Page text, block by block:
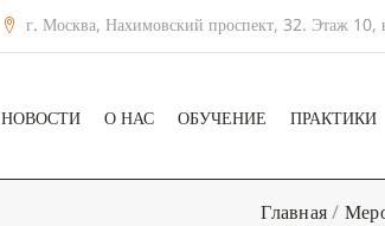
г. Москва, Нахимовский проспект, 32. Этаж 10,
НОВОСТИ О НАС ОБУЧЕНИЕ ПРАКТИКИ
Главная/